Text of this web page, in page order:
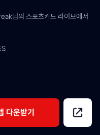
님의 스포츠카드 라이브에서
다운받기